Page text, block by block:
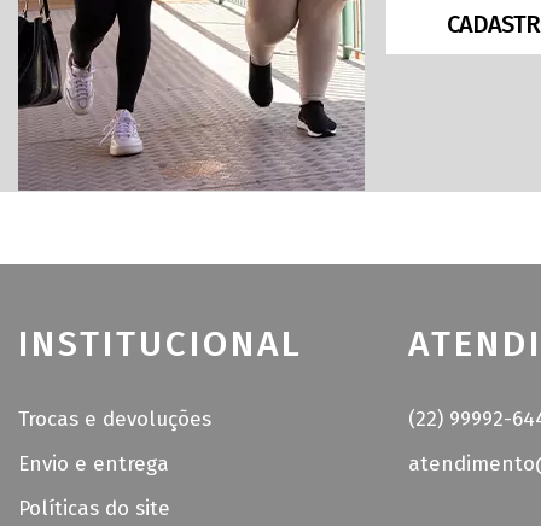
INSTITUCIONAL
Trocas e devoluções
Envio e entrega
Políticas do site
(22) 99992-